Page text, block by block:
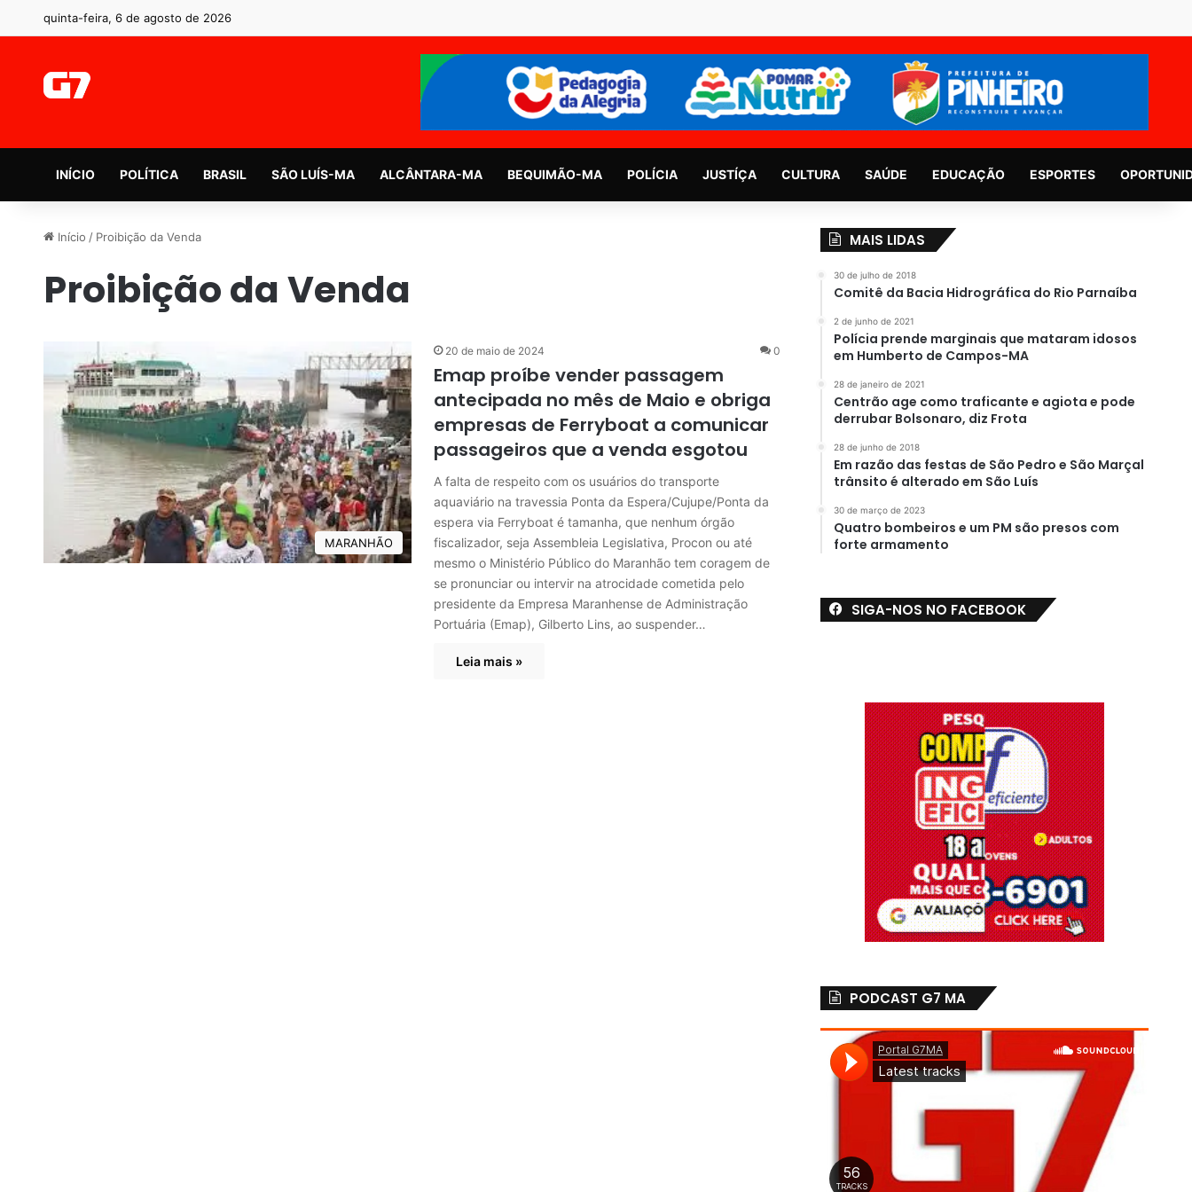
quinta-feira, 6 de agosto de 2026
INÍCIO POLÍTICA BRASIL SÃO LUÍS-MA ALCÂNTARA-MA BEQUIMÃO-MA POLÍCIA JUSTÍÇA CULTURA SAÚDE EDUCAÇÃO ESPORTES
Início / Proibição da Venda
Proibição da Venda
MARANHÃO
20 de maio de 2024 0
Emap proíbe vender passagem
antecipada no mês de Maio e obriga
empresas de Ferryboat a comunicar
passageiros que a venda esgotou
A falta de respeito com os usuários do transporte
aquaviário na travessia Ponta da Espera/Cujupe/Ponta da
espera via Ferryboat é tamanha, que nenhum órgão
fiscalizador, seja Assembleia Legislativa, Procon ou até
mesmo o Ministério Público do Maranhão tem coragem de
se pronunciar ou intervir na atrocidade cometida pelo
presidente da Empresa Maranhense de Administração
Portuária (Emap), Gilberto Lins, ao suspender…
Leia mais »
MAIS LIDAS
30 de julho de 2018
Comitê da Bacia Hidrográfica do Rio Parnaíba
2 de junho de 2021
Polícia prende marginais que mataram idosos
em Humberto de Campos-MA
28 de janeiro de 2021
Centrão age como traficante e agiota e pode
derrubar Bolsonaro, diz Frota
28 de junho de 2018
Em razão das festas de São Pedro e São Marçal
trânsito é alterado em São Luís
30 de março de 2023
Quatro bombeiros e um PM são presos com
forte armamento
SIGA-NOS NO FACEBOOK
PODCAST G7 MA